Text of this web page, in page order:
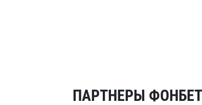
ПАРТНЕРЫ